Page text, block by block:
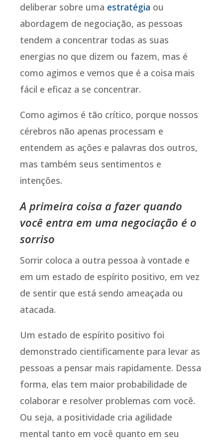
deliberar sobre uma estratégia ou
abordagem de negociação, as pessoas
tendem a concentrar todas as suas
energias no que dizem ou fazem, mas é
como agimos e vemos que é a coisa mais
fácil e eficaz a se concentrar.
Como agimos é tão crítico, porque nossos
cérebros não apenas processam e
entendem as ações e palavras dos outros,
mas também seus sentimentos e
intenções.
A primeira coisa a fazer quando
você entra em uma negociação é o
sorriso
Sorrir coloca a outra pessoa à vontade e
em um estado de espírito positivo, em vez
de sentir que está sendo ameaçada ou
atacada.
Um estado de espírito positivo foi
demonstrado cientificamente para levar as
pessoas a pensar mais rapidamente. Dessa
forma, elas tem maior probabilidade de
colaborar e resolver problemas com você.
Ou seja, a positividade cria agilidade
mental tanto em você quanto em seu